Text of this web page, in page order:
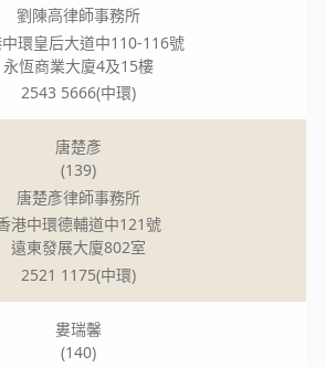
劉陳高律師事務所
環皇后大道中110-116號
永恆商業大廈4及15樓
2543 5666(中環)
唐楚彥
(139)
唐楚彥律師事務所
港中環德輔道中121號
遠東發展大廈802室
2521 1175(中環)
婁瑞馨
(140)